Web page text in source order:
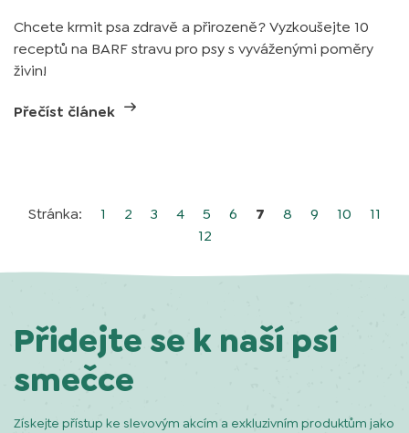
Chcete krmit psa zdravě a přirozeně? Vyzkoušejte 10
receptů na BARF stravu pro psy s vyváženými poměry
živin!
Přečíst článek
Stránka: 1 2 3 4 5 6 7 8 9 10
11
12
Přidejte se k naší psí
smečce
Získejte přístup ke slevovým akcím a exkluzivním produktům jako